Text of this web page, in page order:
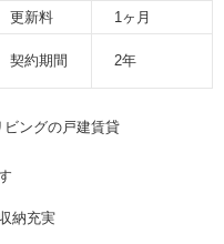
更新料
1ヶ月
契約期間 2年
ビングの戸建賃貸
納充実